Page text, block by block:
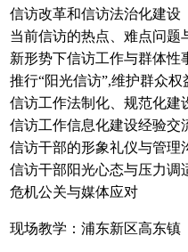
信访改革和信访法治化建设
当前信访的热点、难点问题
新形势下信访工作与群体性
推行“阳光信访”,维护群众
信访工作法制化、规范化建
信访工作信息化建设经验交
信访干部的形象礼仪与管理
信访干部阳光心态与压力调
危机公关与媒体应对
现场教学：浦东新区高东镇